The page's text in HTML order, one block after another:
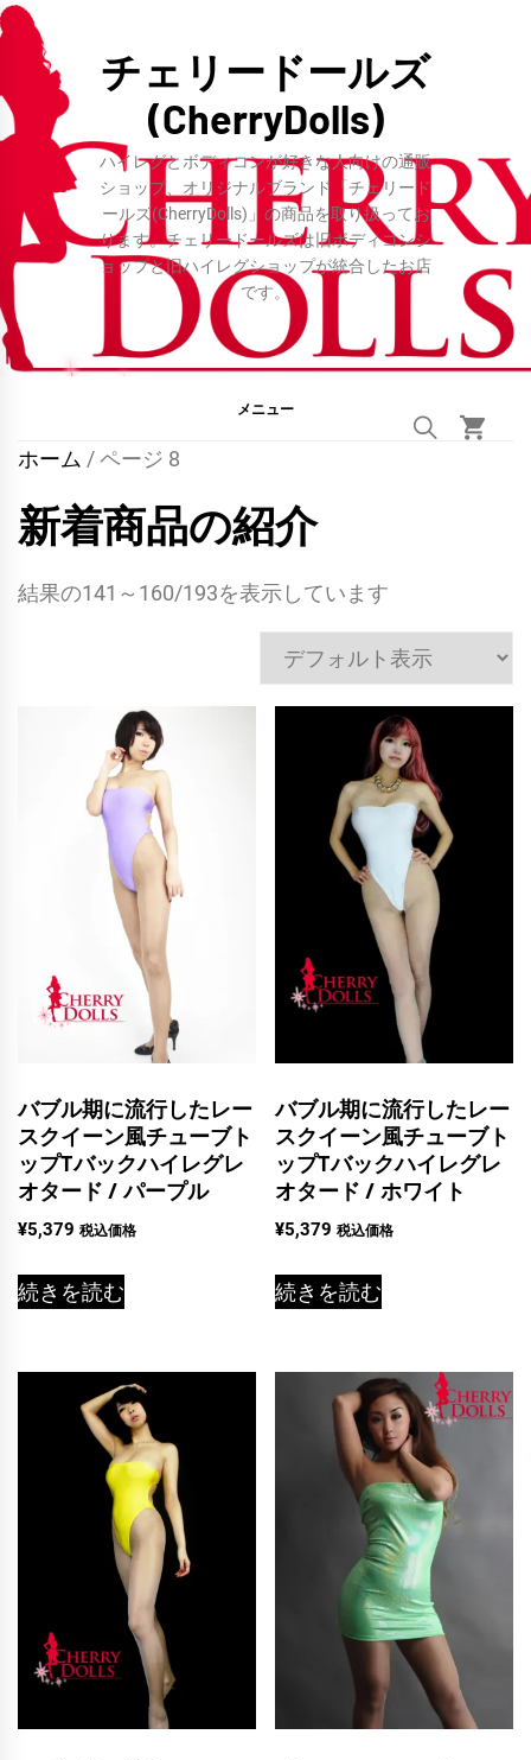
コ
ン
キ
ッ
プ
チェリードールズ
(CherryDolls)
ハイレグとボディコンが好きな人向けの通販
ショップ、オリジナルブランド「チェリード
ールズ(CherryDolls)」の商品を取り扱ってお
ります。チェリードールズは旧ボディコンシ
ョップと旧ハイレグショップが統合したお店
です。
メニュー
ホーム / ページ 8
新着商品の紹介
結果の141～160/193を表示しています
バブル期に流行したレー
スクイーン風チューブト
ップTバックハイレグレ
オタード / パープル
¥5,379 税込価格
続きを読む
バブル期に流行したレー
スクイーン風チューブト
ップTバックハイレグレ
オタード / ホワイト
¥5,379 税込価格
続きを読む